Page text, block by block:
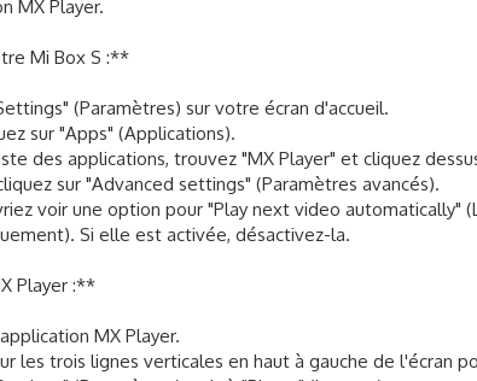
MX Player.
Mi Box S :**
(Paramètres) sur votre écran d'accueil.
sur "Apps" (Applications).
des applications, trouvez "MX Player" et cliquez
sur "Advanced settings" (Paramètres avancés).
voir une option pour "Play next video automatically"
Si elle est activée, désactivez-la.
Player :**
MX Player.
les trois lignes verticales en haut à gauche de l'écran